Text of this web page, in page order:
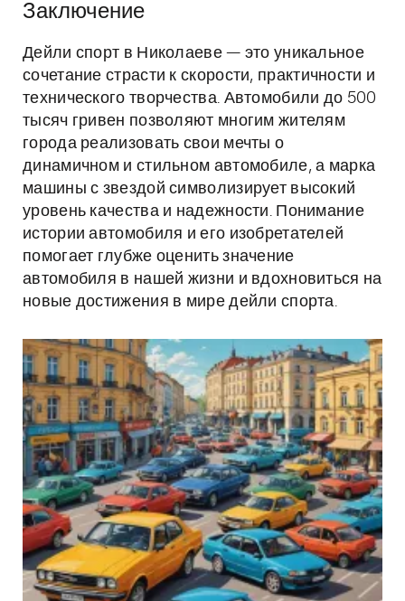
Заключение
Дейли спорт в Николаеве — это уникальное
сочетание страсти к скорости, практичности и
технического творчества. Автомобили до 500
тысяч гривен позволяют многим жителям
города реализовать свои мечты о
динамичном и стильном автомобиле, а марка
машины с звездой символизирует высокий
уровень качества и надежности. Понимание
истории автомобиля и его изобретателей
помогает глубже оценить значение
автомобиля в нашей жизни и вдохновиться на
новые достижения в мире дейли спорта.